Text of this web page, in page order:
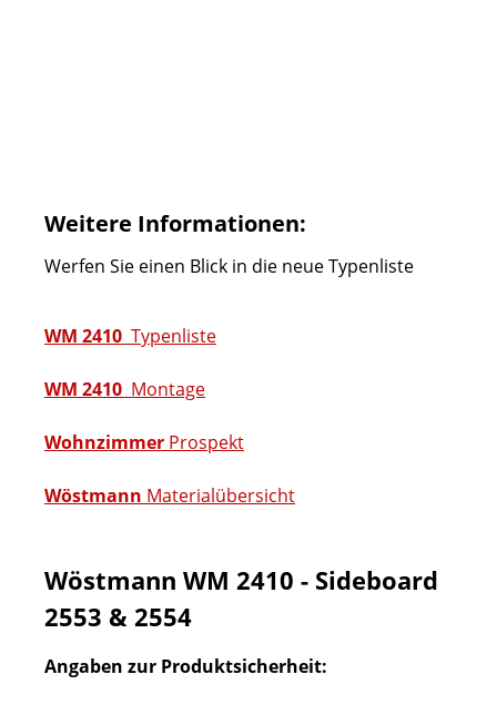
Weitere Informationen:
Werfen Sie einen Blick in die neue Typenliste
WM 2410 Typenliste
WM 2410 Montage
Wohnzimmer Prospekt
Wöstmann Materialübersicht
Wöstmann WM 2410 - Sideboard
2553 & 2554
Angaben zur Produktsicherheit: